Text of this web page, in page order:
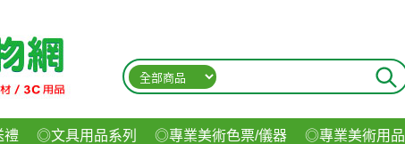
禮 ◎文具用品系列 ◎專業美術色票/儀器 ◎專業美術用品